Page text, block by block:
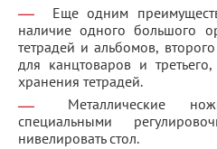
Еще одним
наличие одного большого
тетрадей и альбомов,
для канцтоваров и
хранения тетрадей.
Металлические
специальными
нивелировать стол.